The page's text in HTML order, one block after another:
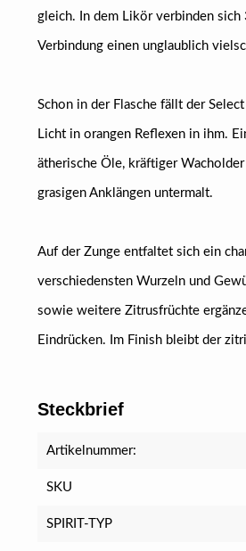
gleich. In dem Likör verbinden
Verbindung einen unglaublich
Schon in der Flasche fällt der
Licht in orangen Reflexen in ihm.
ätherische Öle, kräftiger
grasigen Anklängen untermalt.
Auf der Zunge entfaltet sich ein
verschiedensten Wurzeln und
sowie weitere Zitrusfrüchte
Eindrücken. Im Finish bleibt der
Steckbrief
Artikelnummer:
SKU
SPIRIT-TYP